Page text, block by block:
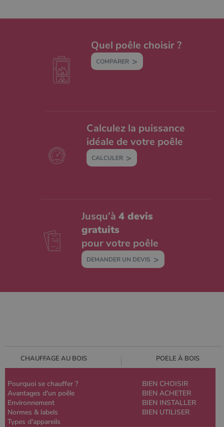
Quel poêle choisir ?
COMPARER
Calculez la puissance
idéale de votre poêle
CALCULER
Jusqu’à4 devis
gratuits
pour votre poêle
DEMANDER UN DEVIS
CHAUFFAGE AU BOIS POELE À BOIS
Pourquoi se chauffer ?
Avantages d'un poêle
Environnement
Normes & labels
Types d'appareils
BIEN CHOISIR
BIEN ACHETER
BIEN INSTALLER
BIEN UTILISER